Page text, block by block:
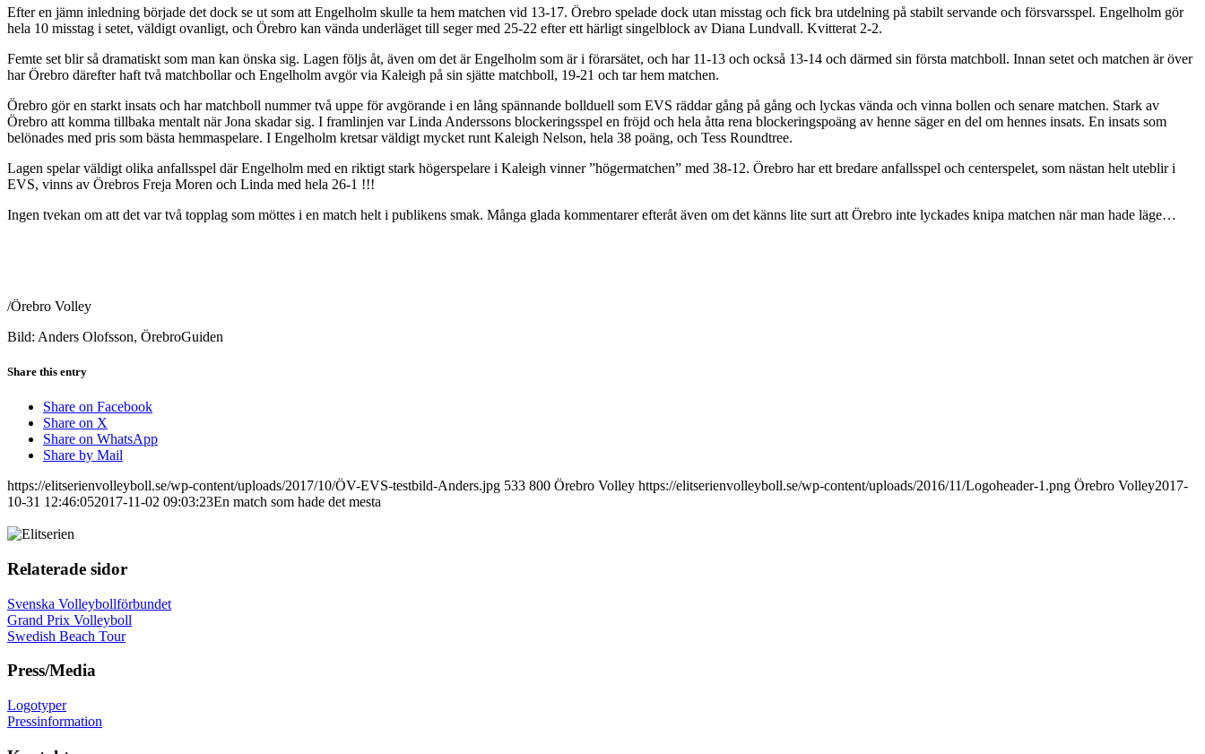
Efter en jämn inledning började det dock se ut som att Engelholm skulle ta hem matchen vid 13-17. Örebro spelade dock utan misstag och fick bra utdelning på stabilt servande och försvarsspel. Engelholm gör
hela 10 misstag i setet, väldigt ovanligt, och Örebro kan vända underläget till seger med 25-22 efter ett härligt singelblock av Diana Lundvall. Kvitterat 2-2.
Femte set blir så dramatiskt som man kan önska sig. Lagen följs åt, även om det är Engelholm som är i förarsätet, och har 11-13 och också 13-14 och därmed sin första matchboll. Innan setet och matchen är över
har Örebro därefter haft två matchbollar och Engelholm avgör via Kaleigh på sin sjätte matchboll, 19-21 och tar hem matchen.
Örebro gör en starkt insats och har matchboll nummer två uppe för avgörande i en lång spännande bollduell som EVS räddar gång på gång och lyckas vända och vinna bollen och senare matchen. Stark av
Örebro att komma tillbaka mentalt när Jona skadar sig. I framlinjen var Linda Anderssons blockeringsspel en fröjd och hela åtta rena blockeringspoäng av henne säger en del om hennes insats. En insats som
belönades med pris som bästa hemmaspelare. I Engelholm kretsar väldigt mycket runt Kaleigh Nelson, hela 38 poäng, och Tess Roundtree.
Lagen spelar väldigt olika anfallsspel där Engelholm med en riktigt stark högerspelare i Kaleigh vinner ”högermatchen” med 38-12. Örebro har ett bredare anfallsspel och centerspelet, som nästan helt uteblir i
EVS, vinns av Örebros Freja Moren och Linda med hela 26-1 !!!
Ingen tvekan om att det var två topplag som möttes i en match helt i publikens smak. Många glada kommentarer efteråt även om det känns lite surt att Örebro inte lyckades knipa matchen när man hade läge…
/Örebro Volley
Bild: Anders Olofsson, ÖrebroGuiden
Share this entry
Share on Facebook
Share on X
Share on WhatsApp
Share by Mail
https://elitserienvolleyboll.se/wp-content/uploads/2017/10/ÖV-EVS-testbild-Anders.jpg 533 800 Örebro Volley https://elitserienvolleyboll.se/wp-content/uploads/2016/11/Logoheader-1.png Örebro Volley2017-
10-31 12:46:052017-11-02 09:03:23En match som hade det mesta
Relaterade sidor
Svenska Volleybollförbundet
Grand Prix Volleyboll
Swedish Beach Tour
Press/Media
Logotyper
Pressinformation